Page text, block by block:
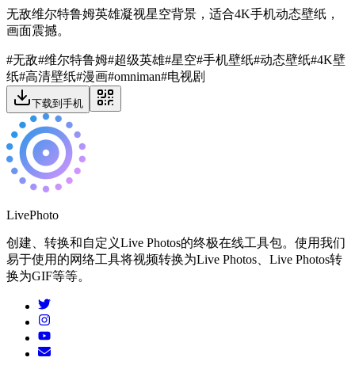
无敌维尔特鲁姆英雄凝视星空背景，适合4K手机动态壁纸，
画面震撼。
#无敌#维尔特鲁姆#超级英雄#星空#手机壁纸#动态壁纸#4K壁
纸#高清壁纸#漫画#omniman#电视剧
下载到手机
LivePhoto
创建、转换和自定义Live Photos的终极在线工具包。使用我们
易于使用的网络工具将视频转换为Live Photos、Live Photos转
换为GIF等等。